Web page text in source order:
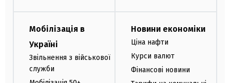
Мобілізація в
Україні
Звільнення з військової
служби
Новини економіки
Ціна нафти
Курси валют
Фінансові новини